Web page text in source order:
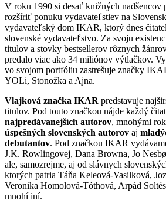
V roku 1990 si desať knižných nadšencov
rozšíriť ponuku vydavateľstiev na
vydavateľský dom IKAR, ktorý dnes
slovenské vydavateľstvo. Za svoju
titulov a stovky bestsellerov rôznych
predalo viac ako 34 miliónov výtlačkov.
vo svojom portfóliu zastrešuje značky
YOLi, Stonožka a Ajna.
Vlajková značka IKAR predstavuje
titulov. Pod touto značkou nájde každý
najpredávanejších autorov, mnohými
úspešných slovenských autorov aj
debutantov. Pod značkou IKAR
J.K. Rowlingovej, Dana Browna, Jo
ale, samozrejme, aj od slávnych
ktorých patria Táňa Keleová-Vasilková,
Veronika Homolová-Tóthová, Arpád
mnohí iní.